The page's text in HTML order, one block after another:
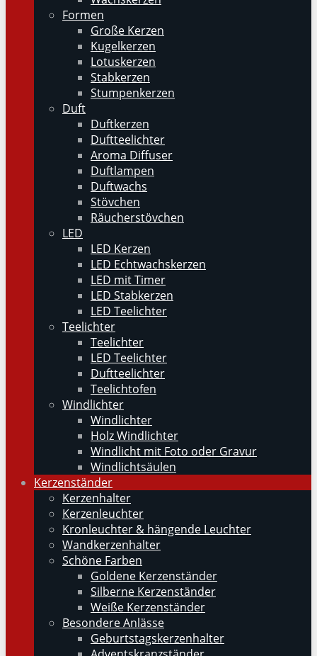
Formen
Große Kerzen
Kugelkerzen
Lotuskerzen
Stabkerzen
Stumpenkerzen
Duft
Duftkerzen
Duftteelichter
Aroma Diffuser
Duftlampen
Duftwachs
Stövchen
Räucherstövchen
LED
LED Kerzen
LED Echtwachskerzen
LED mit Timer
LED Stabkerzen
LED Teelichter
Teelichter
Teelichter
LED Teelichter
Duftteelichter
Teelichtofen
Windlichter
Windlichter
Holz Windlichter
Windlicht mit Foto oder Gravur
Windlichtsäulen
Kerzenständer
Kerzenhalter
Kerzenleuchter
Kronleuchter & hängende Leuchter
Wandkerzenhalter
Schöne Farben
Goldene Kerzenständer
Silberne Kerzenständer
Weiße Kerzenständer
Besondere Anlässe
Geburtstagskerzenhalter